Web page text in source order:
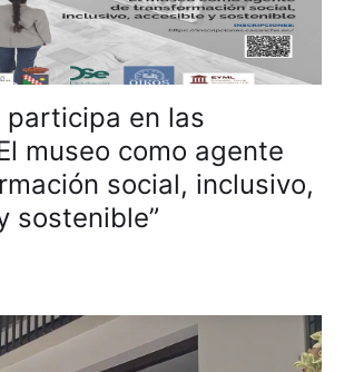
participa en las
museo como agente
social, inclusivo,
sostenible”